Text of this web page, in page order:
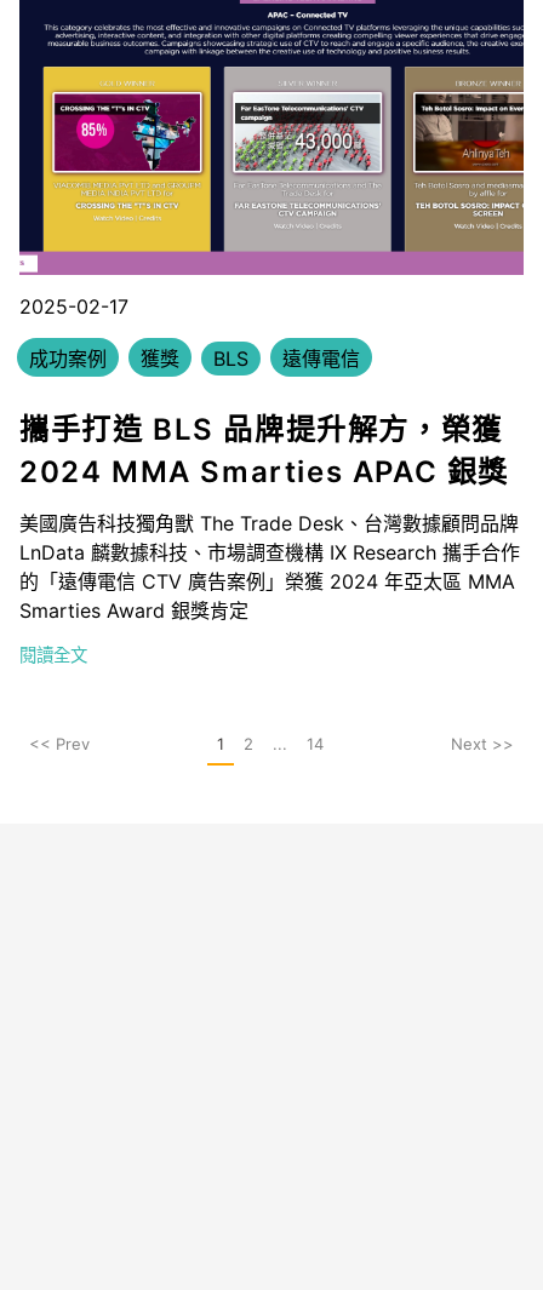
2025-02-17
成功案例 獲獎 BLS 遠傳電信
攜手打造 BLS 品牌提升解方，榮獲
2024 MMA Smarties APAC 銀獎
美國廣告科技獨角獸 The Trade Desk、台灣數據顧問品牌
LnData 麟數據科技、市場調查機構 IX Research 攜手合作
的「遠傳電信 CTV 廣告案例」榮獲 2024 年亞太區 MMA
Smarties Award 銀獎肯定
閱讀全文
<< Prev 1 2 ... 14 Next >>